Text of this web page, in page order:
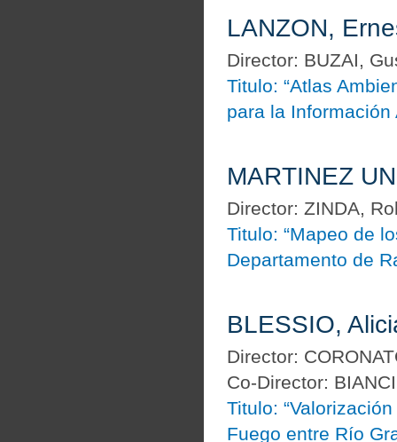
LANZON,
Director: BUZAI,
Titulo: “Atlas
para la Información
MARTINEZ
Director: ZINDA,
Titulo: “Mapeo de
Departamento de
BLESSIO,
Director:
Co-Director:
Titulo:
Fuego entre Río